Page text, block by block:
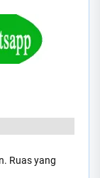
Ruas yang